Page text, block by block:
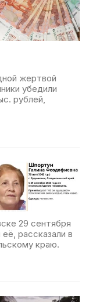
жертвой
убедили
рублей,
29 сентября
рассказали в
краю.